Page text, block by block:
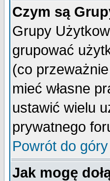
Czym są
Grupy
grupować
(co
mieć własne
ustawić wielu
prywatnego
Powrót do góry
Jak mogę